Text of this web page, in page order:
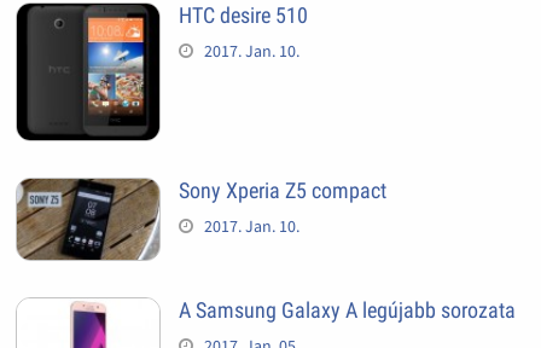
HTC desire 510
2017. Jan. 10.
Sony Xperia Z5 compact
2017. Jan. 10.
A Samsung Galaxy A legújabb sorozata